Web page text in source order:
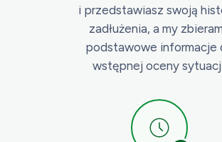
i przedstawiasz swoją
zadłużenia, a my
podstawowe informacje
wstępnej oceny